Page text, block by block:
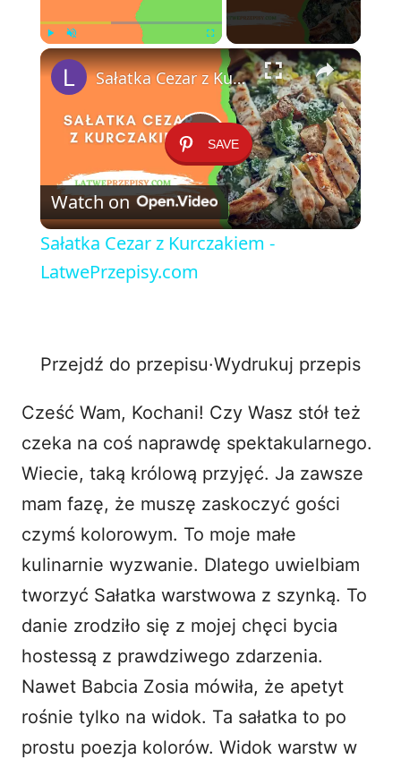
Play Fullscreen ×
SAVE
P
l
V
i
d
e
o
Sałatka Cezar z Kurczakiem - LatwePrzepisy.com
Watch on
Sałatka Cezar z Kurczakiem -
LatwePrzepisy.com
Przejdź do przepisu·Wydrukuj przepis
Cześć Wam, Kochani! Czy Wasz stół też
czeka na coś naprawdę spektakularnego.
Wiecie, taką królową przyjęć. Ja zawsze
mam fazę, że muszę zaskoczyć gości
czymś kolorowym. To moje małe
kulinarnie wyzwanie. Dlatego uwielbiam
tworzyć Sałatka warstwowa z szynką. To
danie zrodziło się z mojej chęci bycia
hostessą z prawdziwego zdarzenia.
Nawet Babcia Zosia mówiła, że apetyt
rośnie tylko na widok. Ta sałatka to po
prostu poezja kolorów. Widok warstw w